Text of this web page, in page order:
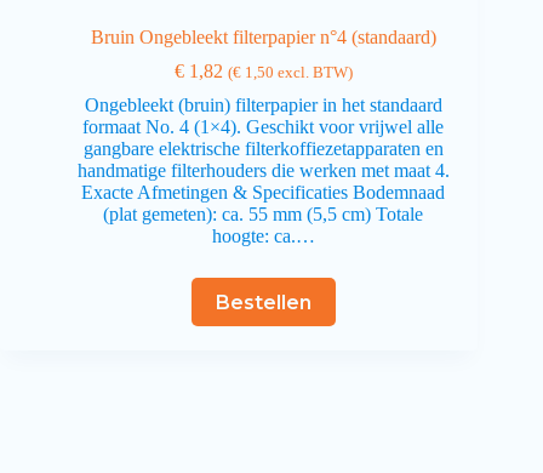
Bruin Ongebleekt filterpapier n°4 (standaard)
€1,82 (€1,50 excl. BTW)
Ongebleekt (bruin) filterpapier in het standaard
formaat No. 4 (1×4). Geschikt voor vrijwel alle
gangbare elektrische filterkoffiezetapparaten en
handmatige filterhouders die werken met maat 4.
Exacte Afmetingen & Specificaties Bodemnaad
(plat gemeten): ca. 55 mm (5,5 cm) Totale
hoogte: ca.…
Bestellen